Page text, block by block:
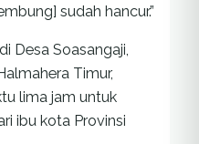
sudah hancur.”
Desa Soasangaji,
Timur,
lima jam untuk
ibu kota Provinsi